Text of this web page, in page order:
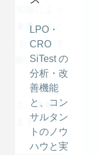
LPO・
CRO
SiTest の
分析・改
善機能
と、コン
サルタン
トのノウ
ハウと実
工知能によっ
出来事があと
いますが、す
判断によって
ん。
など、金融の
います。